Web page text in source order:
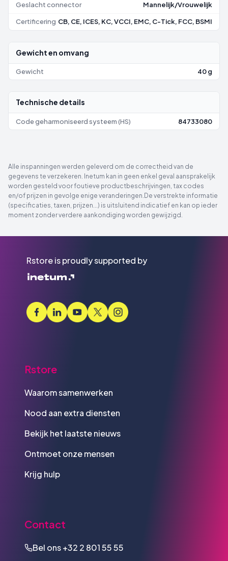
Geslacht connector Mannelijk/Vrouwelijk
Certificering CB, CE, ICES, KC, VCCI, EMC, C-Tick, FCC, BSMI
Gewicht en omvang
Gewicht 40 g
Technische details
Code geharmoniseerd systeem (HS) 84733080
Alle inspanningen werden geleverd om de correctheid van de
gegevens te verzekeren. Inetum kan in geen enkel geval aansprakelijk
worden gesteld voor foutieve productbeschrijvingen, tax codes
en/of prijzen in gevolge enige veranderingen.De verstrekte informatie
(specificaties, taxen, prijzen...) is uitsluitend indicatief en kan op ieder
moment zonder verdere aankondiging worden gewijzigd.
Rstore is proudly supported by
Rstore
Waarom samenwerken
Nood aan extra diensten
Bekijk het laatste nieuws
Ontmoet onze mensen
Krijg hulp
Contact
Bel ons+32 2 801 55 55